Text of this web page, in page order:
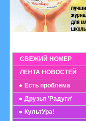
СВЕЖИЙ НОМЕР
ЛЕНТА НОВОСТЕЙ
Есть проблема
Друзья 'Радуги'
КультУра!